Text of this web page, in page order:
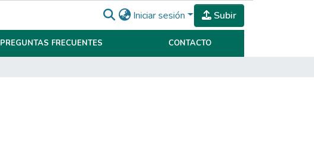
Iniciar sesión Subir
PREGUNTAS FRECUENTES CONTACTO